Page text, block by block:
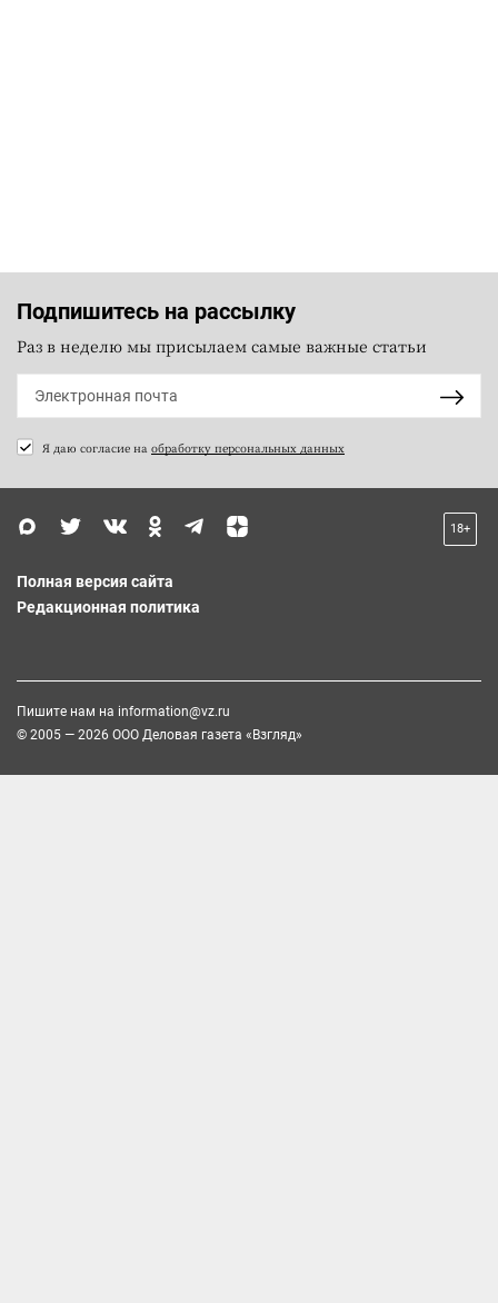
Подпишитесь на рассылку
Раз в неделю мы присылаем самые важные статьи
Я даю согласие на обработку персональных данных
18+
Полная версия сайта
Редакционная политика
Пишите нам на information@vz.ru
© 2005 — 2026 ООО Деловая газета «Взгляд»